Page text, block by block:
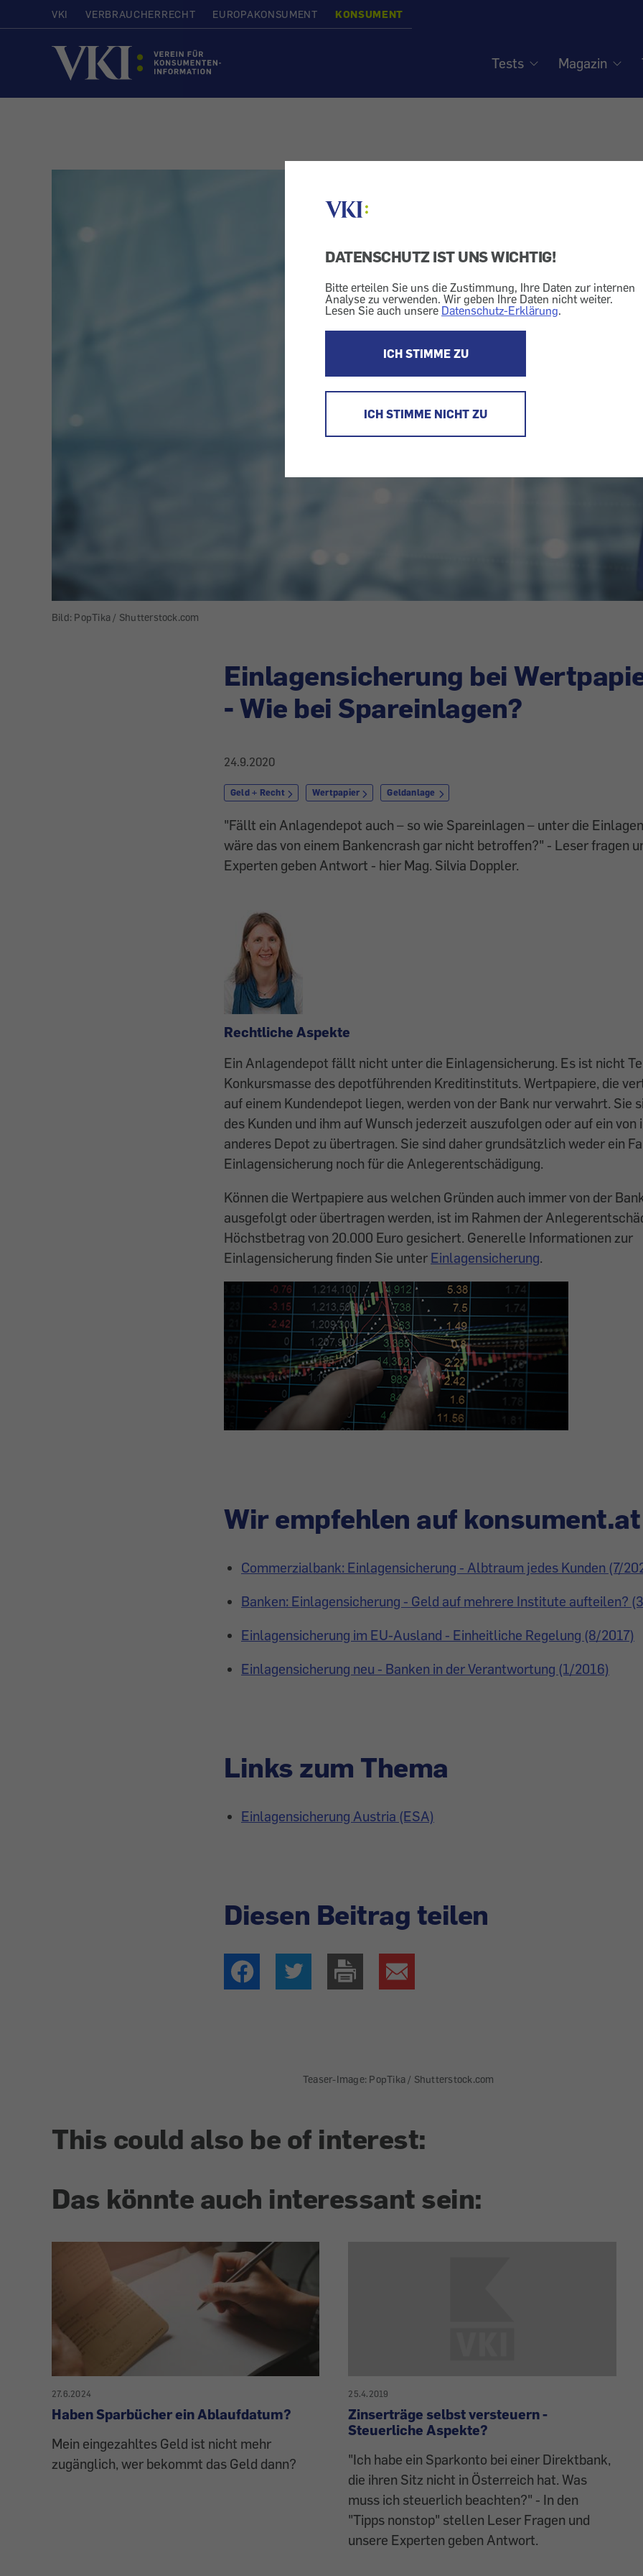
DATENSCHUTZ IST UNS WICHTIG!
Bitte erteilen Sie uns die Zustimmung, Ihre Daten zur internen
Analyse zu verwenden. Wir geben Ihre Daten nicht weiter.
Lesen Sie auch unsere Datenschutz-Erklärung.
ICH STIMME ZU
ICH STIMME NICHT ZU
VKI VERBRAUCHERRECHT EUROPAKONSUMENT KONSUMENT
Startseite
Tests Magazin
Bild: PopTika / Shutterstock.com
Einlagensicherung bei
- Wie bei Spareinlagen?
24.9.2020
Geld + Recht Wertpapier Geldanlage
"Fällt ein Anlagendepot auch – so wie Spareinlagen – unter die
wäre das von einem Bankencrash gar nicht betroffen?" - Leser fragen
Experten geben Antwort - hier Mag. Silvia Doppler.
Rechtliche Aspekte
Ein Anlagendepot fällt nicht unter die Einlagensicherung. Es ist nicht
Konkursmasse des depotführenden Kreditinstituts. Wertpapiere, die
auf einem Kundendepot liegen, werden von der Bank nur verwahrt. Sie
des Kunden und ihm auf Wunsch jederzeit auszufolgen oder auf ein von
anderes Depot zu übertragen. Sie sind daher grundsätzlich weder ein
Einlagensicherung noch für die Anlegerentschädigung.
Können die Wertpapiere aus welchen Gründen auch immer von der
ausgefolgt oder übertragen werden, ist im Rahmen der
Höchstbetrag von 20.000 Euro gesichert. Generelle Informationen zur
Einlagensicherung finden Sie unter Einlagensicherung.
Wir empfehlen auf konsument.at
Commerzialbank: Einlagensicherung - Albtraum jedes Kunden (7/
Banken: Einlagensicherung - Geld auf mehrere Institute aufteilen?
Einlagensicherung im EU-Ausland - Einheitliche Regelung (8/2017)
Einlagensicherung neu - Banken in der Verantwortung (1/2016)
Links zum Thema
Einlagensicherung Austria (ESA)
Diesen Beitrag teilen
Teaser-Image: PopTika / Shutterstock.com
This could also be of interest:
Das könnte auch interessant sein:
27.6.2024
Haben Sparbücher ein Ablaufdatum?
Mein eingezahltes Geld ist nicht mehr
zugänglich, wer bekommt das Geld dann?
25.4.2019
Zinserträge selbst versteuern -
Steuerliche Aspekte?
"Ich habe ein Sparkonto bei einer Direktbank,
die ihren Sitz nicht in Österreich hat. Was
muss ich steuerlich beachten?" - In den
"Tipps nonstop" stellen Leser Fragen und
unsere Experten geben Antwort.